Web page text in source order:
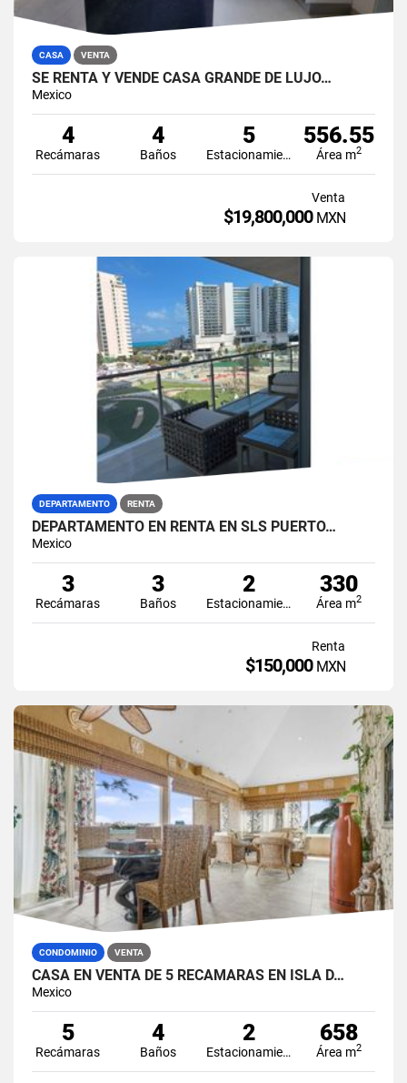
CASA VENTA
SE RENTA Y VENDE CASA GRANDE DE LUJO…
Mexico
4
Recámaras
4
Baños
5
Estacionamiento
556.55
Área m2
Venta
$19,800,000 MXN
DEPARTAMENTO RENTA
DEPARTAMENTO EN RENTA EN SLS PUERTO…
Mexico
3
Recámaras
3
Baños
2
Estacionamiento
330
Área m2
Renta
$150,000 MXN
CONDOMINIO VENTA
CASA EN VENTA DE 5 RECÁMARAS EN ISLA D…
Mexico
5
Recámaras
4
Baños
2
Estacionamiento
658
Área m2